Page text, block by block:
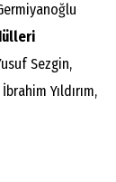
Sezgin,
Yıldırım,